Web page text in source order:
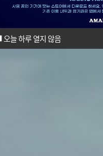
오늘 하루 열지 않음